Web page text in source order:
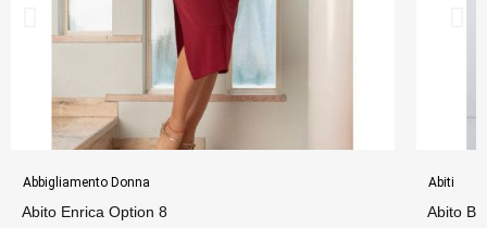
Abbigliamento Donna
Abito Enrica Option 8
Abiti
Abito